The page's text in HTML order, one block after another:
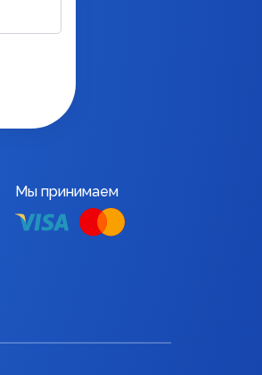
Мы принимаем